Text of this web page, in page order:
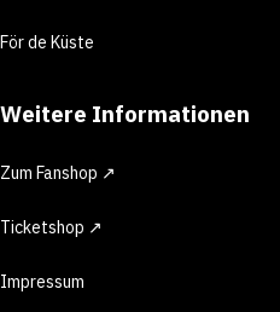
För de Küste
Weitere Informationen
Zum Fanshop ↗
Ticketshop ↗
Impressum